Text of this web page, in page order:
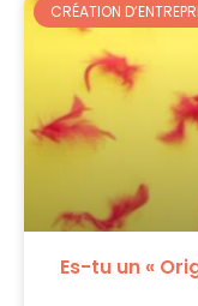
CRÉATION
Es-tu un «